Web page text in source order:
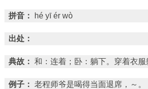
拼音： hé yī ér wò
出处：
典故： 和：连着；卧：躺下。穿着衣服
例子： 老程师爷是喝得当面退席，～。